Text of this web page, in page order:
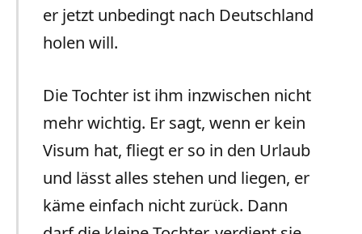
er jetzt unbedingt nach Deutschland
holen will.
Die Tochter ist ihm inzwischen nicht
mehr wichtig. Er sagt, wenn er kein
Visum hat, fliegt er so in den Urlaub
und lässt alles stehen und liegen, er
käme einfach nicht zurück. Dann